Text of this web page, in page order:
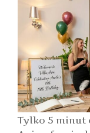
Tylko 5 minut